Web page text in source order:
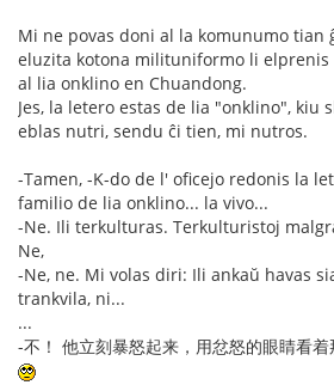
Mi ne povas doni al la komunumo tian
eluzita kotona milituniformo li
al lia onklino en Chuandong.
Jes, la letero estas de lia "onklino", kiu
eblas nutri, sendu ĉi tien, mi nutros.
-Tamen, -K-do de l' oficejo redonis la
familio de lia onklino... la vivo...
-Ne. Ili terkulturas. Terkulturistoj
Ne,
-Ne, ne. Mi volas diri: Ili ankaŭ havas
trankvila, ni...
...
-不！ 他立刻暴怒起来，用忿怒的眼睛看